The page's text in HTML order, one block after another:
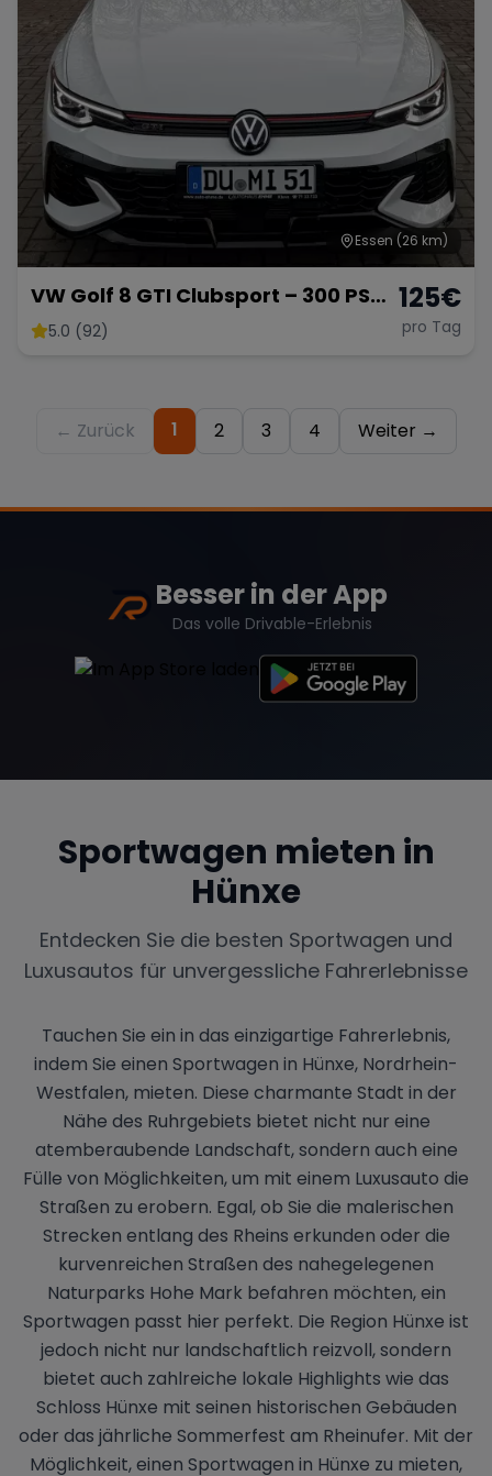
Essen (26 km)
VW Golf 8 GTI Clubsport – 300 PS
Performance
5.0 (92)
125€
pro Tag
← Zurück 1 2 3 4 Weiter →
Besser in der App
Das volle Drivable-Erlebnis
Sportwagen mieten in
Hünxe
Entdecken Sie die besten Sportwagen und
Luxusautos für unvergessliche Fahrerlebnisse
Tauchen Sie ein in das einzigartige Fahrerlebnis,
indem Sie einen Sportwagen in Hünxe, Nordrhein-
Westfalen, mieten. Diese charmante Stadt in der
Nähe des Ruhrgebiets bietet nicht nur eine
atemberaubende Landschaft, sondern auch eine
Fülle von Möglichkeiten, um mit einem Luxusauto die
Straßen zu erobern. Egal, ob Sie die malerischen
Strecken entlang des Rheins erkunden oder die
kurvenreichen Straßen des nahegelegenen
Naturparks Hohe Mark befahren möchten, ein
Sportwagen passt hier perfekt. Die Region Hünxe ist
jedoch nicht nur landschaftlich reizvoll, sondern
bietet auch zahlreiche lokale Highlights wie das
Schloss Hünxe mit seinen historischen Gebäuden
oder das jährliche Sommerfest am Rheinufer. Mit der
Möglichkeit, einen Sportwagen in Hünxe zu mieten,